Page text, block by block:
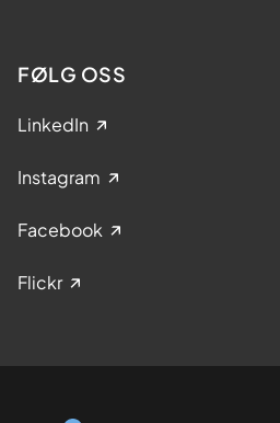
FØLG OSS
LinkedIn
Instagram
Facebook
Flickr